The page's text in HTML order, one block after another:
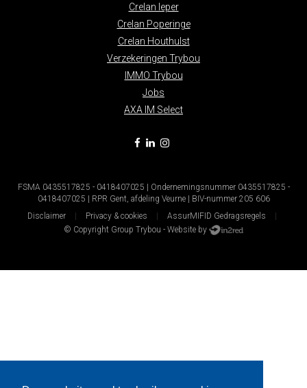
Crelan Ieper
Crelan Poperinge
Crelan Houthulst
Verzekeringen Trybou
IMMO Trybou
Jobs
AXA IM Select
FSMA 0435517825 - 0418407025 | Ondernemingsnummer 0435517825 -
0418407025 | RPR Gent, afdeling Veurne | BIV-nummer 205 606
Disclaimer
Privacy & cookies
AssurMIFID Gedragsregels
© Copyright Group Trybou - Website by